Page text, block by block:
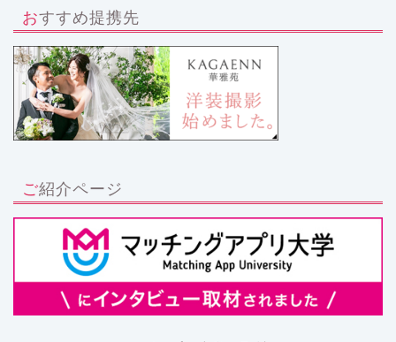
おすすめ提携先
ご紹介ページ